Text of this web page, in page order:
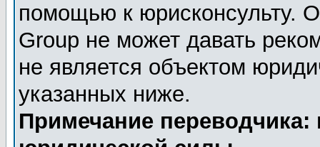
помощью к юрисконсульту.
Group не может давать
не является объектом
указанных ниже.
Примечание